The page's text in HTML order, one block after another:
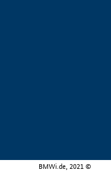
BMWi.de, 2021 ©